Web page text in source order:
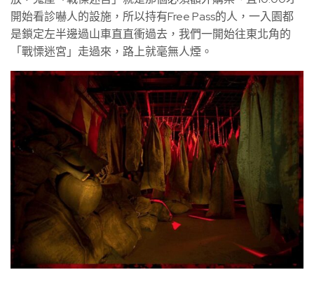
開始看診嚇人的設施，所以持有Free Pass的人，一入園都
是鎖定左半邊過山車直直衝過去，我們一開始往東北角的
「戰慄迷宮」走過來，路上就毫無人煙。